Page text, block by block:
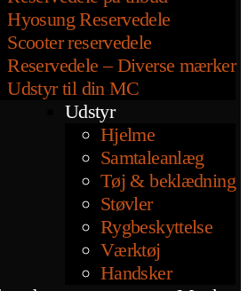
Hyosung Reservedele
Scooter reservedele
Reservedele – Diverse mærker
Udstyr til din MC
Udstyr
Hjelme
Samtaleanlæg
Tøj & beklædning
Støvler
Rygbeskyttelse
Værktøj
Handsker